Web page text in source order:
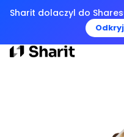
Sharit dolaczyl do